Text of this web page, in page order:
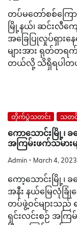
တိုက်ပွဲသတင်း သတ
ကောသောင်းမြို့၊ ခ
အကြမ်းဖက်သမား
Admin March 4, 2023
ကော့သောင်းမြို့၊
ပြီး အကြမ်းဖက်သမ
၉ လောင်း AK- –
တိုက်ပွဲသတင်း သတင်း
အုန်းတင်ကျေးရွာအ
ဆက်စပ်ပစ္စည်း သိ